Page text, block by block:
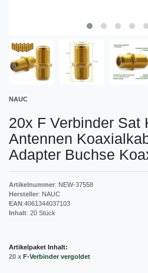
NAUC
20x F Verbinder Sat
Antennen
Adapter Buchse
Artikelnummer: NEW-37558
Hersteller: NAUC
EAN:4061344037103
Inhalt: 20 Stück
Artikelpaket Inhalt:
20 x F-Verbinder vergoldet